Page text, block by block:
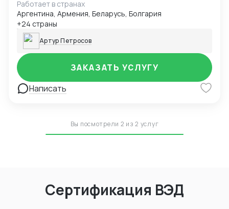
Работает в странах
Аргентина, Армения, Беларусь, Болгария
+24 страны
Артур Петросов
Написать
ЗАКАЗАТЬ УСЛУГУ
Вы посмотрели 2 из 2 услуг
Сертификация ВЭД